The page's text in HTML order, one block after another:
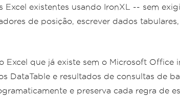
existentes usando IronXL -- sem
de posição, escrever dados
Excel que já existe sem o Microsoft
DataTable e resultados de consultas de
e preserva cada regra de